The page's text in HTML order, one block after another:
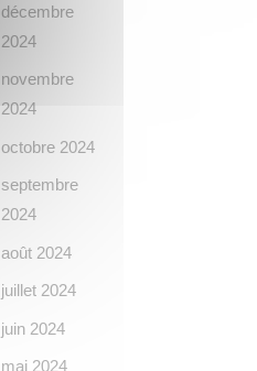
décembre
2024
novembre
2024
octobre 2024
septembre
2024
août 2024
juillet 2024
juin 2024
mai 2024